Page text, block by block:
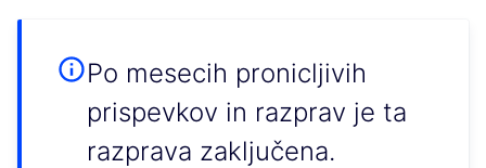
Po mesecih pronicljivih
prispevkov in razprav je ta
razprava zaključena.